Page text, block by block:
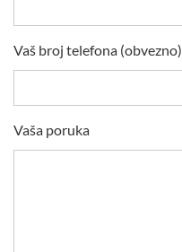
Vaš broj telefona (obvezno)
Vaša poruka